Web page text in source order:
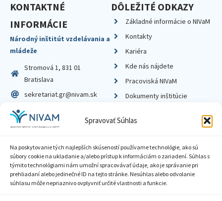
Spravovať Súhlas
Na poskytovanie tých najlepších skúseností používame technológie, ako sú
súbory cookie na ukladanie a/alebo prístup k informáciám o zariadení. Súhlas s
týmito technológiami nám umožní spracovávať údaje, ako je správanie pri
prehliadaní alebo jedinečné ID na tejto stránke. Nesúhlas alebo odvolanie
súhlasu môže nepriaznivo ovplyvniť určité vlastnosti a funkcie.
KONTAKTNÉ
INFORMÁCIE
Národný inštitút vzdelávania a
mládeže
Stromová 1, 831 01
Bratislava
sekretariat.gr@nivam.sk
IČO: 00164348
DIČ: 2020798714
DÔLEŽITÉ ODKAZY
Základné informácie o NIVaM
Kontakty
Kariéra
Kde nás nájdete
Pracoviská NIVaM
Dokumenty inštitúcie
Zásady ochrany súkromia